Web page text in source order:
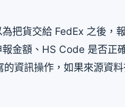
把貨交給 FedEx 之後，
金額、HS Code 是否正
資訊操作，如果來源資